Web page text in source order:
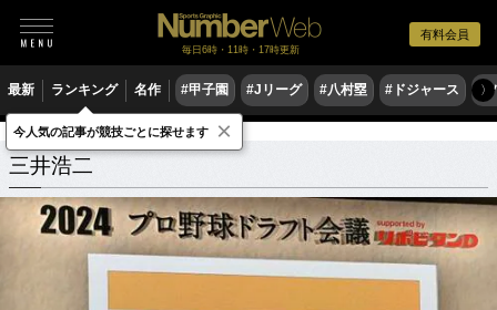
有料会員
毎日6時・11時・17時更新
最新 ランキング 名作 #甲子園 #Jリーグ #八村塁 #ドジャース #
〉
三井浩二 関連記事
三井浩二
今人気の記事が競技ごとに探せます ×